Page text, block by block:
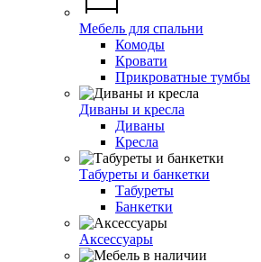
Мебель для спальни
Комоды
Кровати
Прикроватные тумбы
Диваны и кресла
Диваны
Кресла
Табуреты и банкетки
Табуреты
Банкетки
Аксессуары